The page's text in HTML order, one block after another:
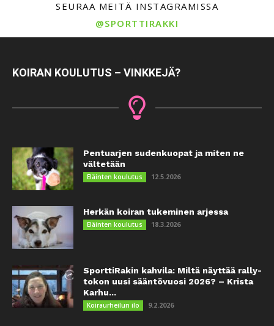
SEURAA MEITÄ INSTAGRAMISSA
@SPORTTIRAKKI
KOIRAN KOULUTUS – VINKKEJÄ?
Pentuarjen sudenkuopat ja miten ne
vältetään
Eläinten koulutus 12.5.2026
Herkän koiran tukeminen arjessa
Eläinten koulutus 18.3.2026
SporttiRakin kahvila: Miltä näyttää rally-
tokon uusi sääntövuosi 2026? – Krista
Karhu...
Koiraurheilun ilo 9.2.2026